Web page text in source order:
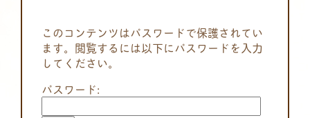
このコンテンツはパスワードで保護されてい
ます。閲覧するには以下にパスワードを入力
してください。
パスワード: